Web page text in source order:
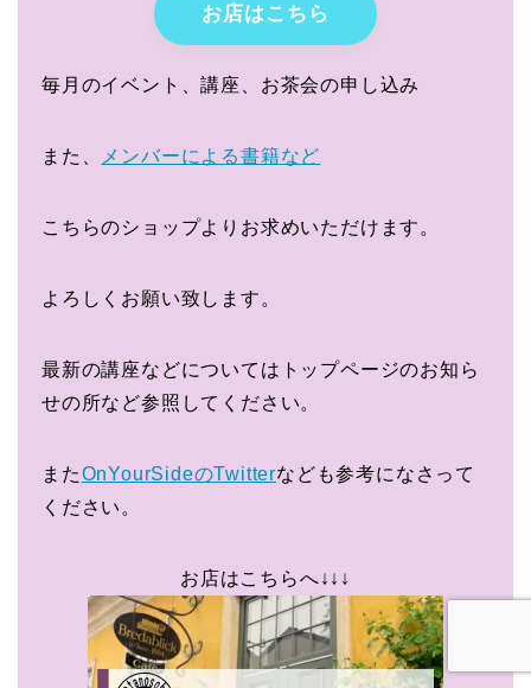
お店はこちら
毎月のイベント、講座、お茶会の申し込み
また、 メンバーによる書籍など
こちらのショップよりお求めいただけます。
よろしくお願い致します。
最新の講座などについてはトップページのお知ら
せの所など参照してください。
またOnYourSideのTwitterなども参考になさって
ください。
お店はこちらへ↓↓↓